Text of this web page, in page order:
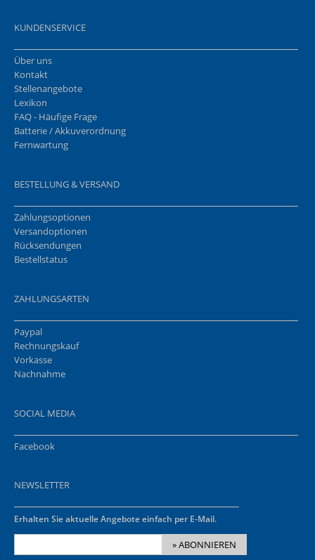
KUNDENSERVICE
Über uns
Kontakt
Stellenangebote
Lexikon
FAQ - Häufige Frage
Batterie / Akkuverordnung
Fernwartung
BESTELLUNG & VERSAND
Zahlungsoptionen
Versandoptionen
Rücksendungen
Bestellstatus
ZAHLUNGSARTEN
Paypal
Rechnungskauf
Vorkasse
Nachnahme
SOCIAL MEDIA
Facebook
NEWSLETTER
Erhalten Sie aktuelle Angebote einfach per E-Mail.
» ABONNIEREN